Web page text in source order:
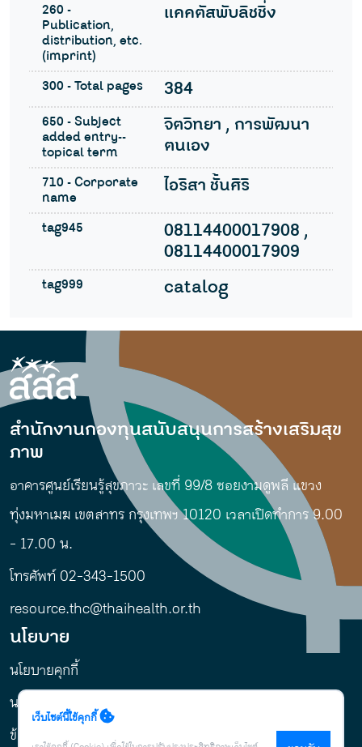
260 -
Publication,
distribution, etc.
(imprint)
แคคตัสพับลิชชิ่ง
300 - Total pages 384
650 - Subject
added entry--
topical term
จิตวิทยา , การพัฒนา
ตนเอง
710 - Corporate
name
ไอริสา ชั้นศิริ
tag945
08114400017908 ,
08114400017909
tag999 catalog
เว็บไซต์นี้ใช้คุกกี้
สำนักงานกองทุนสนับสนุนการสร้างเสริมสุข
ภาพ
อาคารศูนย์เรียนรู้สุขภาวะ เลขที่ 99/8 ซอยงามดูพลี แขวง
ทุ่งมหาเมฆ เขตสาทร กรุงเทพฯ 10120 เวลาเปิดทำการ 9.00
- 17.00 น.
โทรศัพท์ 02-343-1500
resource.thc@thaihealth.or.th
นโยบาย
นโยบายคุกกี้
นโยบายการคุ้มครองข้อมูลส่วนบุคคล
ข้อกำหนดและเงื่อนไข